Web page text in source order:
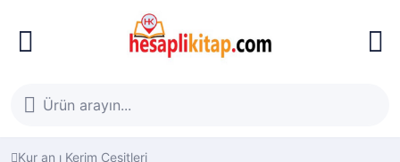
Kur an ı Kerim Çeşitleri